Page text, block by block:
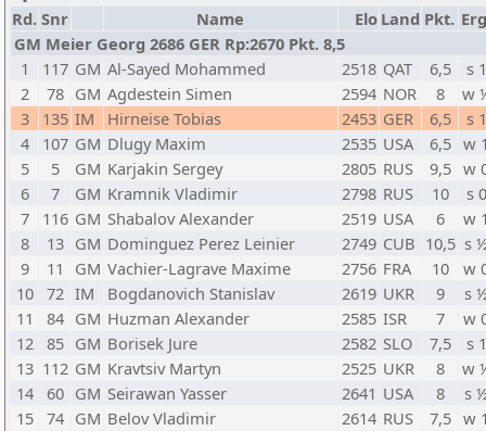
Rd. Snr Name Elo Land Pkt.
GM Meier Georg 2686 GER Rp:2670 Pkt. 8,5
1
117 GM Al-Sayed Mohammed 2518 QAT 6,5
s 1
2
78 GM Agdestein Simen 2594 NOR 8
w
3
135 IM Hirneise Tobias 2453 GER 6,5
s 1
4
107 GM Dlugy Maxim 2535 USA 6,5 w
5
5 GM Karjakin Sergey 2805 RUS 9,5 w
6
7 GM Kramnik Vladimir 2798 RUS 10
s 0
7
116 GM Shabalov Alexander 2519 USA 6
w
8
13 GM Dominguez Perez Leinier 2749 CUB 10,5 s
9
11 GM Vachier-Lagrave Maxime 2756 FRA 10
w
10 72 IM Bogdanovich Stanislav 2619 UKR 9
s
11
84 GM Huzman Alexander 2585 ISR 7
w
12 85 GM Borisek Jure 2582 SLO 7,5
s 1
13 112 GM Kravtsiv Martyn 2525 UKR 8
w
14
60 GM Seirawan Yasser 2641 USA 8
s
15 74 GM Belov Vladimir 2614 RUS 7,5 w